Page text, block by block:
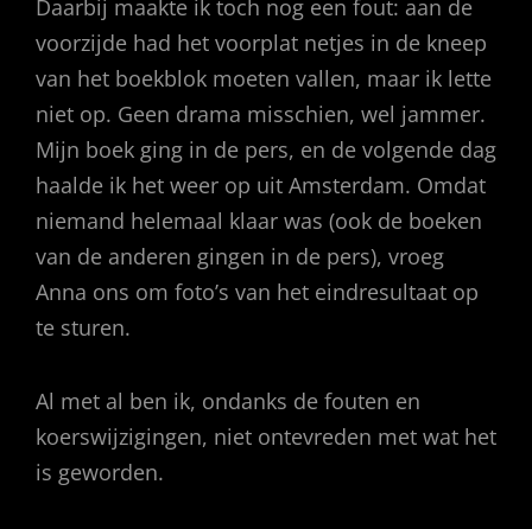
Daarbij maakte ik toch nog een fout: aan de
voorzijde had het voorplat netjes in de kneep
van het boekblok moeten vallen, maar ik lette
niet op. Geen drama misschien, wel jammer.
Mijn boek ging in de pers, en de volgende dag
haalde ik het weer op uit Amsterdam. Omdat
niemand helemaal klaar was (ook de boeken
van de anderen gingen in de pers), vroeg
Anna ons om foto’s van het eindresultaat op
te sturen.
Al met al ben ik, ondanks de fouten en
koerswijzigingen, niet ontevreden met wat het
is geworden.